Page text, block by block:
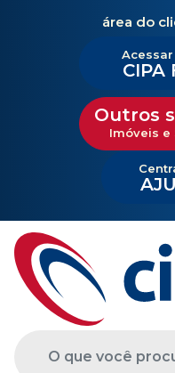
área do
CIPA
Outros
Imóveis e